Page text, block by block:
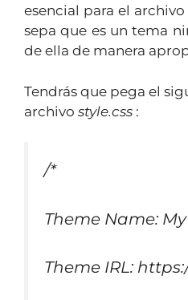
esencial para el
sepa que es un tema
de ella de manera
Tendrás que pega el
archivo style.css :
/*
Theme Name:
Theme IRL: